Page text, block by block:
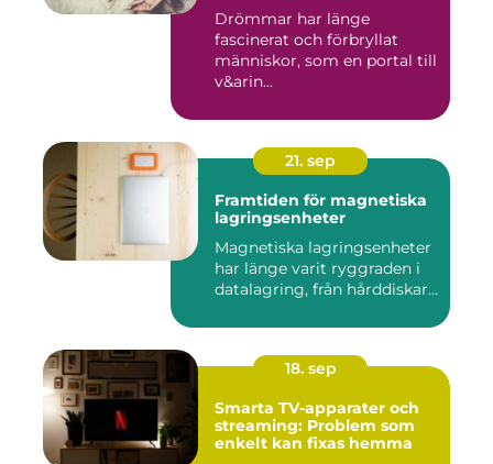
Drömmar har länge
fascinerat och förbryllat
människor, som en portal till
v&arin...
21. sep
Framtiden för magnetiska
lagringsenheter
Magnetiska lagringsenheter
har länge varit ryggraden i
datalagring, från hårddiskar...
18. sep
Smarta TV-apparater och
streaming: Problem som
enkelt kan fixas hemma